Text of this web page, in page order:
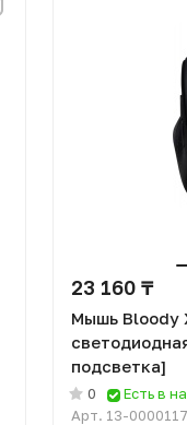
23 160 ₸
Мышь Bloody
подсветка]
0
Есть в
Арт. 13-